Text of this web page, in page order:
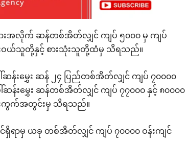
အလိုက် ဆန်တစ်အိတ်လျှင် ကျပ် ၅၀၀၀ မှ ကျပ်
င်းဝယ်သူတို့နှင့် စားသုံးသူတို့ထံမှ သိရသည်။
းမွှေး ဆန် ၂၄ ပြည်တစ်အိတ်လျှင် ကျပ် ၇၀၀၀၀
ဆန်းမွှေး ဆန်တစ်အိတ်လျှင် ကျပ် ၇၇၀၀၀ နှင့် ၈၀၀၀၀
းကွက်အတွင်းမှ သိရသည်။
ရာမှ ယခု တစ်အိတ်လျှင် ကျပ် ၇၀၀၀၀ ဝန်းကျင်